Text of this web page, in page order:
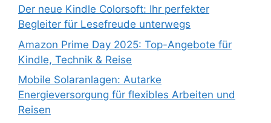
Der neue Kindle Colorsoft: Ihr perfekter
Begleiter für Lesefreude unterwegs
Amazon Prime Day 2025: Top-Angebote für
Kindle, Technik & Reise
Mobile Solaranlagen: Autarke
Energieversorgung für flexibles Arbeiten und
Reisen